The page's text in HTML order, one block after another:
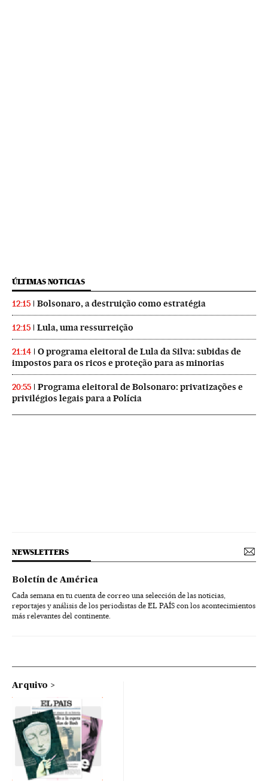
ÚLTIMAS NOTICIAS
12:15 Bolsonaro, a destruição como estratégia
12:15 Lula, uma ressurreição
21:14
O programa eleitoral de Lula da Silva: subidas de
impostos para os ricos e proteção para as minorias
20:55
Programa eleitoral de Bolsonaro: privatizações e
privilégios legais para a Polícia
NEWSLETTERS
Boletín de América
Cada semana en tu cuenta de correo una selección de las noticias,
reportajes y análisis de los periodistas de EL PAÍS con los acontecimientos
más relevantes del continente.
Arquivo